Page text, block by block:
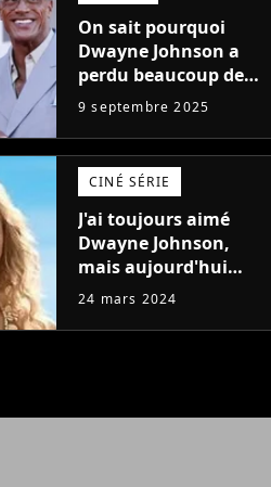
On sait pourquoi
Dwayne Johnson a
perdu beaucoup de
poids et c'est pour
une raison
importante
9 septembre 2025
CINÉ SÉRIE
J'ai toujours aimé
Dwayne Johnson,
mais aujourd'hui
John Cena est devenu
d'être (et Ricky
24 mars 2024